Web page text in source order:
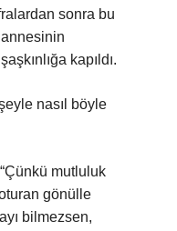
sonra bu
annesinin
kapıldı.
nasıl böyle
mutluluk
gönülle
bilmezsen,